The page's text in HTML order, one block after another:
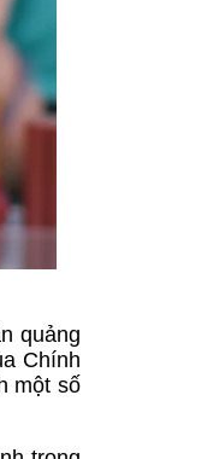
quảng
Chính
một số